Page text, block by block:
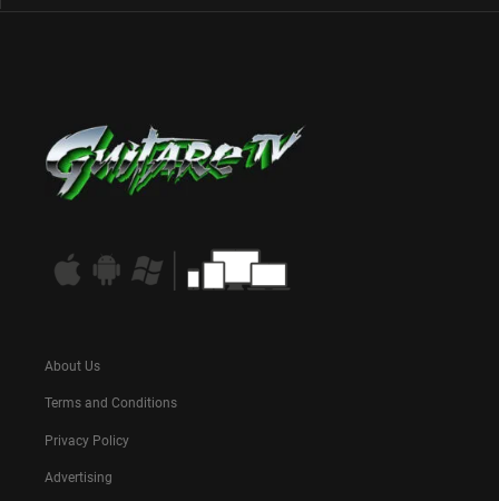
About Us
Terms and Conditions
Privacy Policy
Advertising